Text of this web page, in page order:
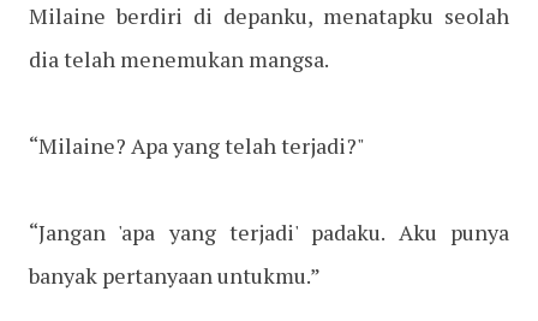
Milaine berdiri di depanku, menatapku seolah
dia telah menemukan mangsa.
“Milaine? Apa yang telah terjadi?"
“Jangan 'apa yang terjadi' padaku. Aku punya
banyak pertanyaan untukmu.”